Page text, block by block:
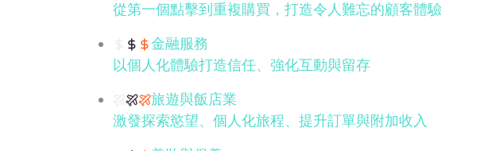
從第一個點擊到重複購買，打造令人難忘的顧客體驗
金融服務
以個人化體驗打造信任、強化互動與留存
旅遊與飯店業
激發探索慾望、個人化旅程、提升訂單與附加收入